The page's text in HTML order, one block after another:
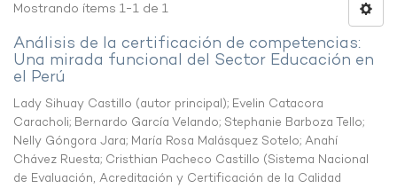
Mostrando ítems 1-1 de 1
Análisis de la certificación de competencias:
Una mirada funcional del Sector Educación en
el Perú
Lady Sihuay Castillo (autor principal); Evelin Catacora
Caracholi; Bernardo García Velando; Stephanie Barboza Tello;
Nelly Góngora Jara; María Rosa Malásquez Sotelo; Anahí
Chávez Ruesta; Cristhian Pacheco Castillo (Sistema Nacional
de Evaluación, Acreditación y Certificación de la Calidad